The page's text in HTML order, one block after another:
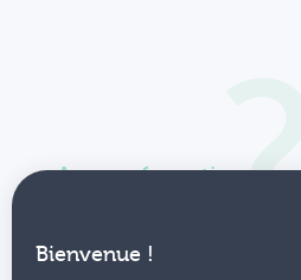
Bienvenue !
Aucune formation ne
Vous pouvez renouveler votre